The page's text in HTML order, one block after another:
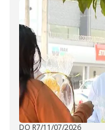
DO R7/11/07/2026